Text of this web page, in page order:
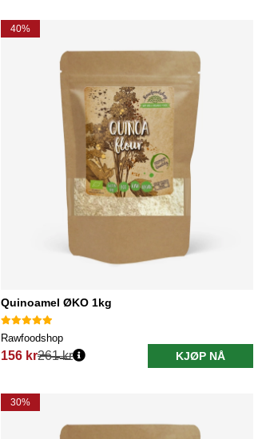
40%
Quinoamel ØKO 1kg
Rawfoodshop
156 kr
Vanlig pris:
261 kr KJØP NÅ
30%